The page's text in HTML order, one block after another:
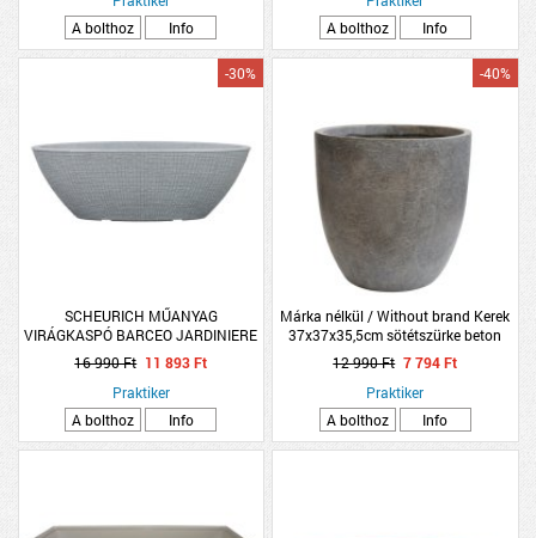
A bolthoz
Info
A bolthoz
Info
SCHEURICH MŰANYAG
VIRÁGKASPÓ BARCEO JARDINIERE
(298) 60CM VILÁGOS SZÜRKE SZÍNŰ
-30%
16 990 Ft 11 893 Ft
Praktiker
A bolthoz
Info
Márka nélkül / Without brand Kerek
37x37x35,5cm sötétszürke beton
kaspó
-40%
12 990 Ft 7 794 Ft
Praktiker
A bolthoz
Info